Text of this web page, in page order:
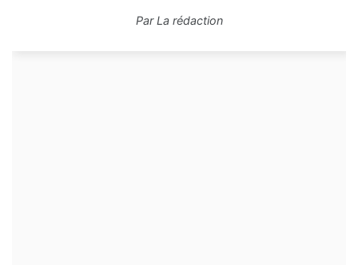
ParLa rédaction